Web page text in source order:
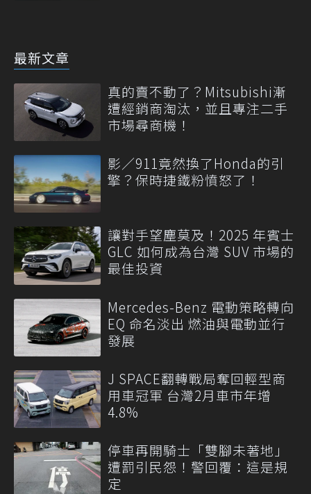
最新文章
真的賣不動了？Mitsubishi漸
遭經銷商淘汰，並且專注二手
市場尋商機！
影／911竟然換了Honda的引
擎？保時捷鐵粉憤怒了！
讓對手望塵莫及！2025 年賓士
GLC 如何成為台灣 SUV 市場的
最佳投資
Mercedes-Benz 電動策略轉向
EQ 命名淡出 燃油與電動並行
發展
J SPACE翻轉戰局奪回輕型商
用車冠軍 台灣2月車市年增
4.8%
停車再開騎士「雙腳未著地」
遭罰引民怨！警回覆：這是規
定